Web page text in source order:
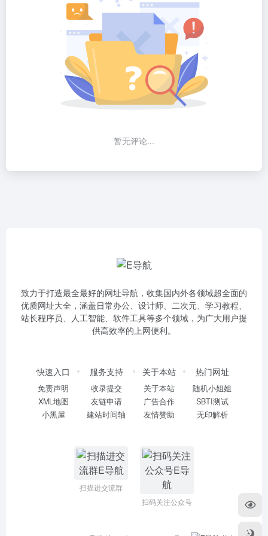
暂无评论...
致力于打造最全最好的网址导航，收集国内外各领域超全面的
优质网址大全，涵盖日常办公、设计师、二次元、学习教程、
站长程序员、人工智能、软件工具等多个领域，为广大用户提
供高效率的上网便利。
快速入口
免责声明
XML地图
小黑屋
服务支持
收录提交
友链申请
建站时间轴
关于本站
关于本站
广告合作
友情赞助
热门网址
随机小姐姐
SBTI测试
无印解析
扫描进交流群
扫码关注公众号